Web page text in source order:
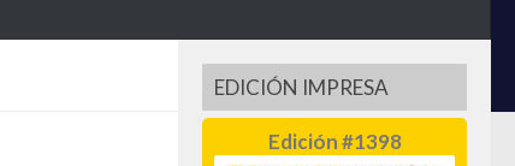
EDICIÓN IMPRESA
Edición #1398